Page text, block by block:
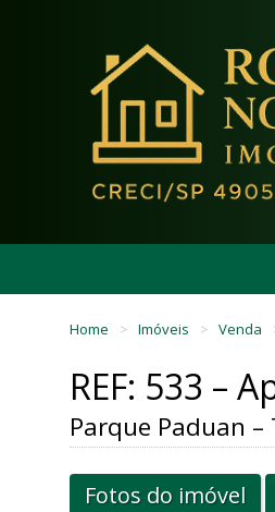
Home Imóveis Venda
REF: 533 –
Parque Paduan –
Fotos do imóvel